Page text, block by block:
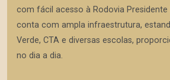
com fácil acesso à Rodovia Presidente
conta com ampla infraestrutura,
Verde, CTA e diversas escolas,
no dia a dia.